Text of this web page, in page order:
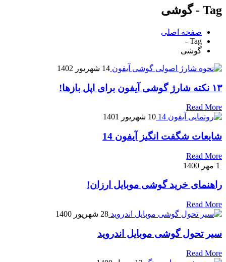
Tag - گوشی
صفحه اصلی
Tag -
گوشی
14 شهریور 1402
۱۳ نکته شارژ گوشی آیفون برای اپل بازها!
Read More
10 شهریور 1401
شایعات شگفت انگیز آیفون 14
Read More
1 مهر 1400
راهنمای خرید گوشی موبایل ارزان!
Read More
28 شهریور 1400
سیر تحول گوشی موبایل اندروید
Read More